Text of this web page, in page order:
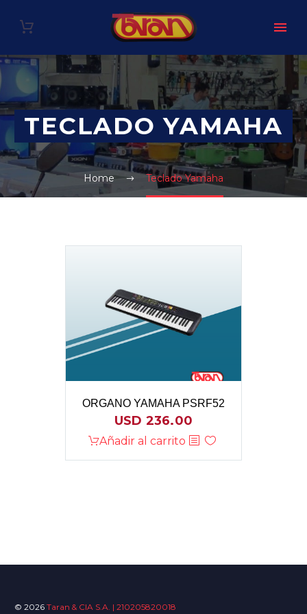
TECLADO YAMAHA
Home Teclado Yamaha
ORGANO YAMAHA PSRF52
USD 236.00
Añadir al carrito
© 2026 Taran & CIA S.A. | 210205820018